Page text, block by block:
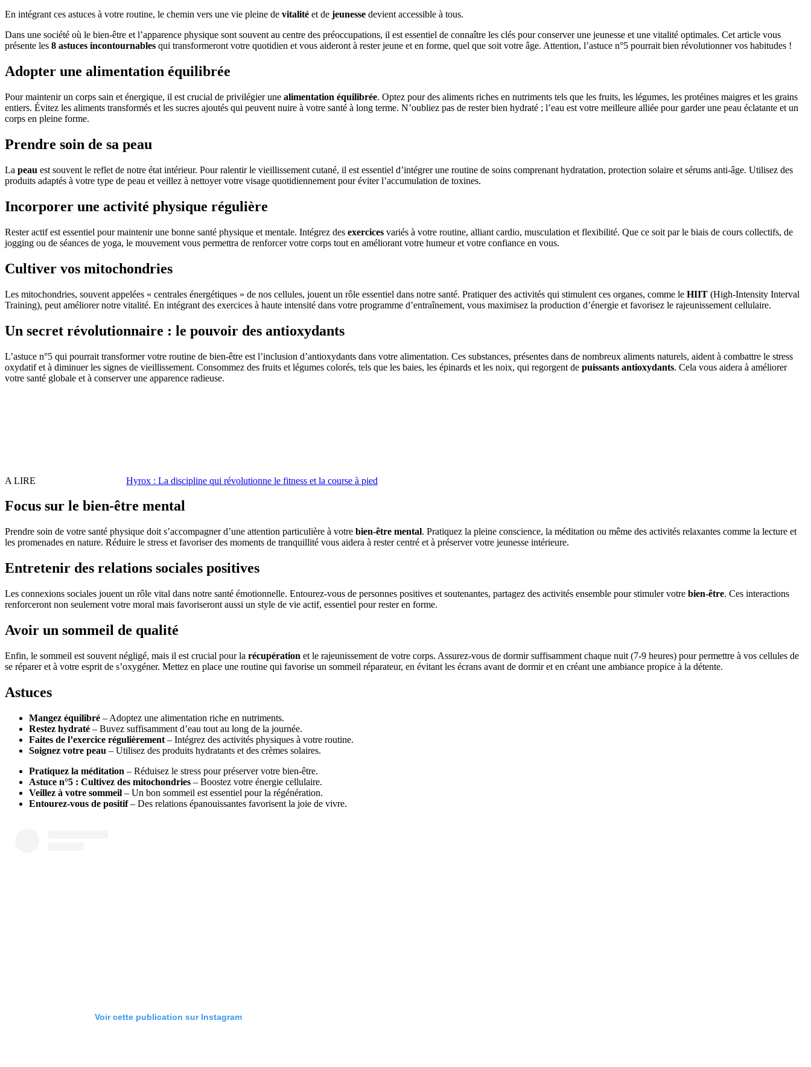
En intégrant ces astuces à votre routine, le chemin vers une vie pleine de vitalité et de jeunesse devient accessible à tous.
Dans une société où le bien-être et l’apparence physique sont souvent au centre des préoccupations, il est essentiel de connaître les clés pour conserver une jeunesse et une vitalité optimales. Cet article vous
présente les 8 astuces incontournables qui transformeront votre quotidien et vous aideront à rester jeune et en forme, quel que soit votre âge. Attention, l’astuce n°5 pourrait bien révolutionner vos habitudes !
Adopter une alimentation équilibrée
Pour maintenir un corps sain et énergique, il est crucial de privilégier une alimentation équilibrée. Optez pour des aliments riches en nutriments tels que les fruits, les légumes, les protéines maigres et les grains
entiers. Évitez les aliments transformés et les sucres ajoutés qui peuvent nuire à votre santé à long terme. N’oubliez pas de rester bien hydraté ; l’eau est votre meilleure alliée pour garder une peau éclatante et un
corps en pleine forme.
Prendre soin de sa peau
La peau est souvent le reflet de notre état intérieur. Pour ralentir le vieillissement cutané, il est essentiel d’intégrer une routine de soins comprenant hydratation, protection solaire et sérums anti-âge. Utilisez des
produits adaptés à votre type de peau et veillez à nettoyer votre visage quotidiennement pour éviter l’accumulation de toxines.
Incorporer une activité physique régulière
Rester actif est essentiel pour maintenir une bonne santé physique et mentale. Intégrez des exercices variés à votre routine, alliant cardio, musculation et flexibilité. Que ce soit par le biais de cours collectifs, de
jogging ou de séances de yoga, le mouvement vous permettra de renforcer votre corps tout en améliorant votre humeur et votre confiance en vous.
Cultiver vos mitochondries
Les mitochondries, souvent appelées « centrales énergétiques » de nos cellules, jouent un rôle essentiel dans notre santé. Pratiquer des activités qui stimulent ces organes, comme le HIIT (High-Intensity Interval
Training), peut améliorer notre vitalité. En intégrant des exercices à haute intensité dans votre programme d’entraînement, vous maximisez la production d’énergie et favorisez le rajeunissement cellulaire.
Un secret révolutionnaire : le pouvoir des antioxydants
L’astuce n°5 qui pourrait transformer votre routine de bien-être est l’inclusion d’antioxydants dans votre alimentation. Ces substances, présentes dans de nombreux aliments naturels, aident à combattre le stress
oxydatif et à diminuer les signes de vieillissement. Consommez des fruits et légumes colorés, tels que les baies, les épinards et les noix, qui regorgent de puissants antioxydants. Cela vous aidera à améliorer
votre santé globale et à conserver une apparence radieuse.
A LIRE Hyrox : La discipline qui révolutionne le fitness et la course à pied
Focus sur le bien-être mental
Prendre soin de votre santé physique doit s’accompagner d’une attention particulière à votre bien-être mental. Pratiquez la pleine conscience, la méditation ou même des activités relaxantes comme la lecture et
les promenades en nature. Réduire le stress et favoriser des moments de tranquillité vous aidera à rester centré et à préserver votre jeunesse intérieure.
Entretenir des relations sociales positives
Les connexions sociales jouent un rôle vital dans notre santé émotionnelle. Entourez-vous de personnes positives et soutenantes, partagez des activités ensemble pour stimuler votre bien-être. Ces interactions
renforceront non seulement votre moral mais favoriseront aussi un style de vie actif, essentiel pour rester en forme.
Avoir un sommeil de qualité
Enfin, le sommeil est souvent négligé, mais il est crucial pour la récupération et le rajeunissement de votre corps. Assurez-vous de dormir suffisamment chaque nuit (7-9 heures) pour permettre à vos cellules de
se réparer et à votre esprit de s’oxygéner. Mettez en place une routine qui favorise un sommeil réparateur, en évitant les écrans avant de dormir et en créant une ambiance propice à la détente.
Astuces
Mangez équilibré – Adoptez une alimentation riche en nutriments.
Restez hydraté – Buvez suffisamment d’eau tout au long de la journée.
Faites de l’exercice régulièrement – Intégrez des activités physiques à votre routine.
Soignez votre peau – Utilisez des produits hydratants et des crèmes solaires.
Pratiquez la méditation – Réduisez le stress pour préserver votre bien-être.
Astuce n°5 : Cultivez des mitochondries – Boostez votre énergie cellulaire.
Veillez à votre sommeil – Un bon sommeil est essentiel pour la régénération.
Entourez-vous de positif– Des relations épanouissantes favorisent la joie de vivre.
Voir cette publication sur Instagram